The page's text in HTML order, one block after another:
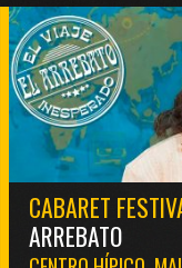
CABARET
ARREBATO